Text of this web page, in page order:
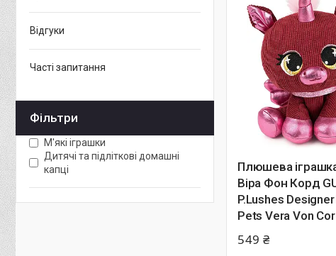
Плюшева
Віра Фон Корд
P.Lushes
Pets Vera Von
549 ₴
Відгуки
Часті запитання
Фільтри
М'які іграшки
Дитячі та підліткові домашні
капці